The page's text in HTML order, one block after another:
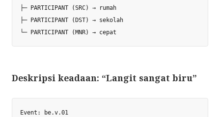
├─ PARTICIPANT (SRC) → rumah
├─ PARTICIPANT (DST) → sekolah
Deskripsi keadaan: “Langit sangat biru”
Event: be.v.01